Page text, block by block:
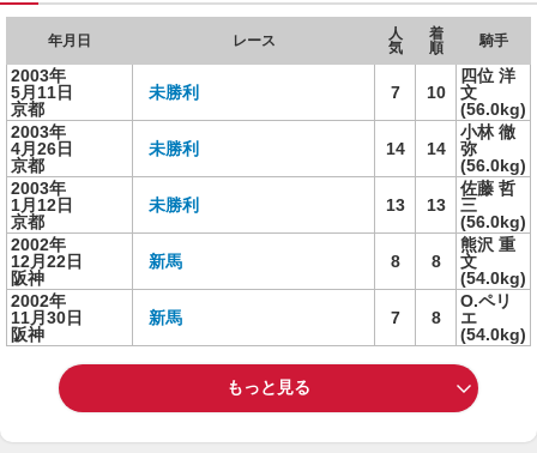
年月日 レース
人
気
着
順
騎手
2003年
5月11日
京都
未勝利 7 10
四位 洋
文
(56.0kg)
2003年
4月26日
京都
未勝利 14 14
小林 徹
弥
(56.0kg)
2003年
1月12日
京都
未勝利 13 13
佐藤 哲
三
(56.0kg)
2002年
12月22日
阪神
新馬 8 8
熊沢 重
文
(54.0kg)
2002年
11月30日
阪神
新馬 7 8
O.ペリ
エ
(54.0kg)
もっと見る